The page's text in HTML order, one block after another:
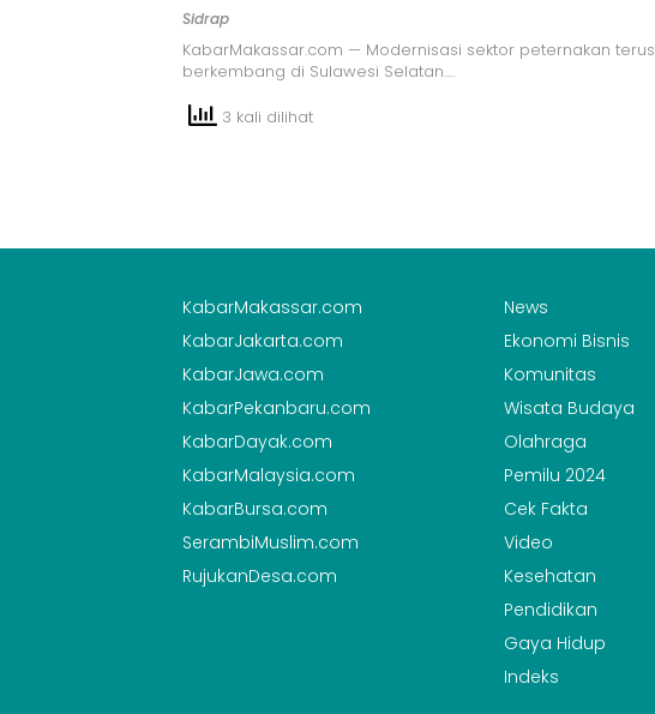
Sidrap
KabarMakassar.com — Modernisasi sektor peternakan terus
berkembang di Sulawesi Selatan….
3 kali dilihat
KabarMakassar.com
KabarJakarta.com
KabarJawa.com
KabarPekanbaru.com
KabarDayak.com
KabarMalaysia.com
KabarBursa.com
SerambiMuslim.com
RujukanDesa.com
News
Ekonomi Bisnis
Komunitas
Wisata Budaya
Olahraga
Pemilu 2024
Cek Fakta
Video
Kesehatan
Pendidikan
Gaya Hidup
Indeks